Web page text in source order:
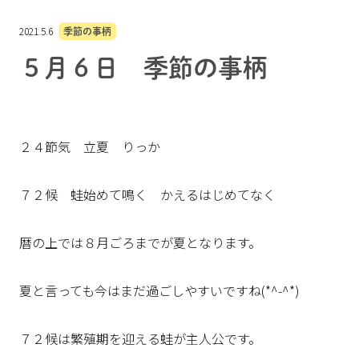
2021.5.6 季節の事柄
５月６日 季節の事柄
２４節気 立夏 りっか
７２候 蛙始めて鳴く かえるはじめてなく
暦の上では８月ごろまでが夏となります。
夏と言っても今はまだ過ごしやすいですね(*^-^*)
７２候は繁殖期を迎える蛙が主人公です。